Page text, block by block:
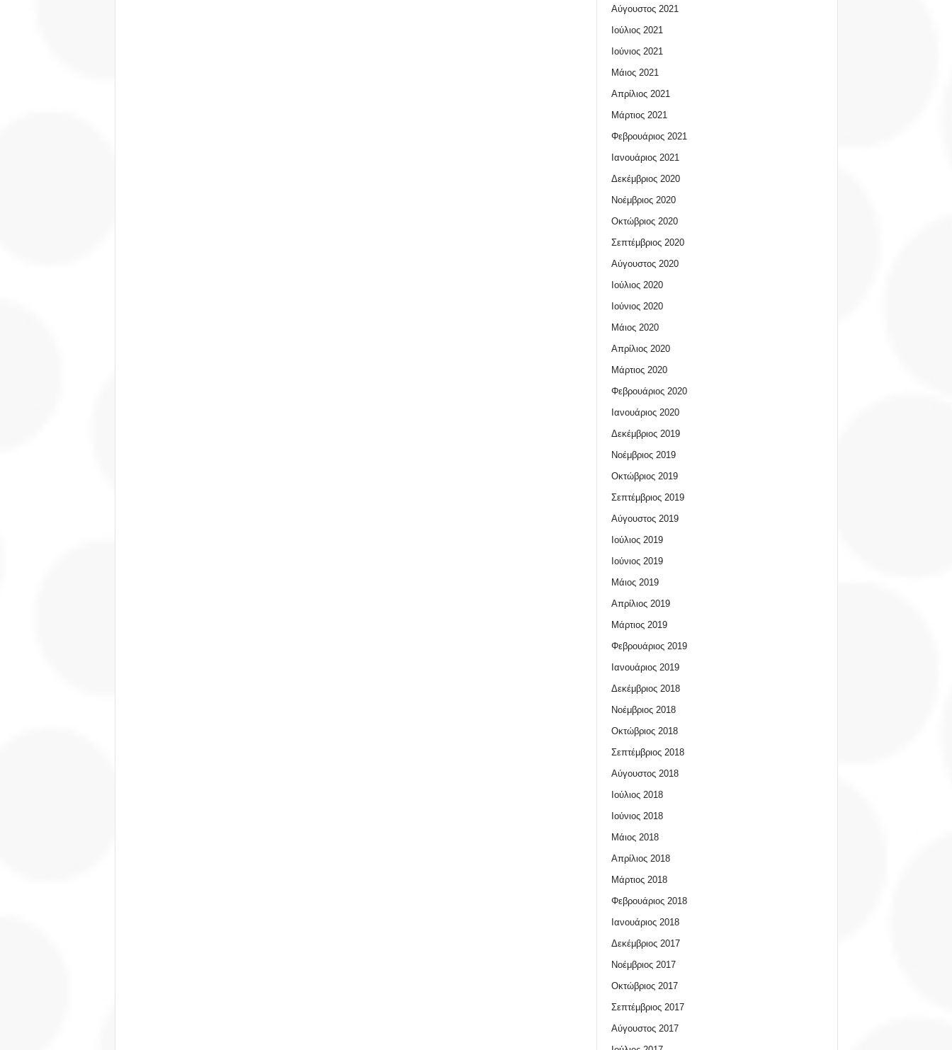
Αύγουστος 2021
Ιούλιος 2021
Ιούνιος 2021
Μάιος 2021
Απρίλιος 2021
Μάρτιος 2021
Φεβρουάριος 2021
Ιανουάριος 2021
Δεκέμβριος 2020
Νοέμβριος 2020
Οκτώβριος 2020
Σεπτέμβριος 2020
Αύγουστος 2020
Ιούλιος 2020
Ιούνιος 2020
Μάιος 2020
Απρίλιος 2020
Μάρτιος 2020
Φεβρουάριος 2020
Ιανουάριος 2020
Δεκέμβριος 2019
Νοέμβριος 2019
Οκτώβριος 2019
Σεπτέμβριος 2019
Αύγουστος 2019
Ιούλιος 2019
Ιούνιος 2019
Μάιος 2019
Απρίλιος 2019
Μάρτιος 2019
Φεβρουάριος 2019
Ιανουάριος 2019
Δεκέμβριος 2018
Νοέμβριος 2018
Οκτώβριος 2018
Σεπτέμβριος 2018
Αύγουστος 2018
Ιούλιος 2018
Ιούνιος 2018
Μάιος 2018
Απρίλιος 2018
Μάρτιος 2018
Φεβρουάριος 2018
Ιανουάριος 2018
Δεκέμβριος 2017
Νοέμβριος 2017
Οκτώβριος 2017
Σεπτέμβριος 2017
Αύγουστος 2017